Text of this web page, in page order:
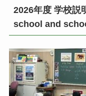
2026年度 学校説
school and